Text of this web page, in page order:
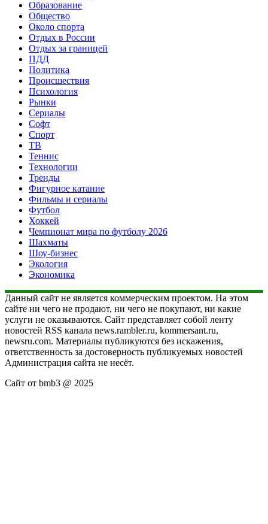
Образование
Общество
Около спорта
Отдых в России
Отдых за границей
ПДД
Политика
Происшествия
Психология
Рынки
Сериалы
Софт
Спорт
ТВ
Теннис
Технологии
Тренды
Фигурное катание
Фильмы и сериалы
Футбол
Хоккей
Чемпионат мира по футболу 2026
Шахматы
Шоу-бизнес
Экология
Экономика
Данный сайт не является коммерческим проектом. На этом
сайте ни чего не продают, ни чего не покупают, ни какие
услуги не оказываются. Сайт представляет собой ленту
новостей RSS канала news.rambler.ru, kommersant.ru,
newsru.com. Материалы публикуются без искажения,
ответственность за достоверность публикуемых новостей
Администрация сайта не несёт.
Сайт от bmb3 @ 2025